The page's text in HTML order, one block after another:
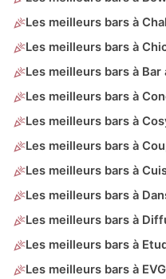
Les meilleurs bars à
Les meilleurs bars à
Les meilleurs bars à
Les meilleurs bars à
Les meilleurs bars à
Les meilleurs bars à
Les meilleurs bars à
Les meilleurs bars à
Les meilleurs bars à
Les meilleurs bars à
Les meilleurs bars à